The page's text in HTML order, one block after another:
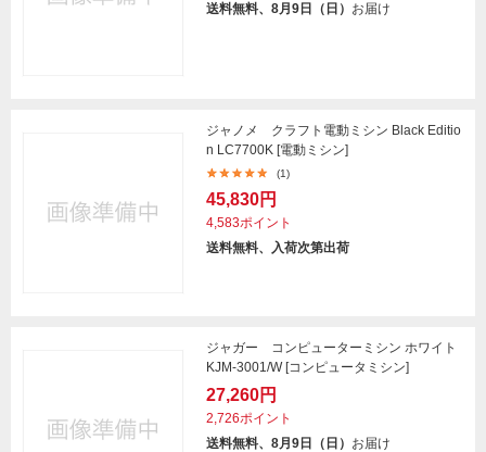
送料無料、8月9日（日） お届け
ジャノメ クラフト電動ミシン Black Editio
n LC7700K [電動ミシン]
(1)
45,830円
4,583ポイント
送料無料、入荷次第出荷
ジャガー コンピューターミシン ホワイト
KJM-3001/W [コンピュータミシン]
27,260円
2,726ポイント
送料無料、8月9日（日） お届け